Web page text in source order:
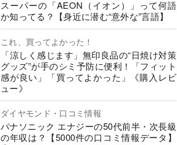
スーパーの「AEON（イオン）」って何語
か知ってる？【身近に潜む“意外な”言語】
これ、買ってよかった！
「涼しく感じます」無印良品の“日焼け対策
グッズ”が手のシミ予防に便利！「フィット
感が良い」「買ってよかった」《購入レビ
ュー》
ダイヤモンド・口コミ情報
パナソニック エナジーの50代前半・次長級
の年収は？【5000件の口コミ情報データ】